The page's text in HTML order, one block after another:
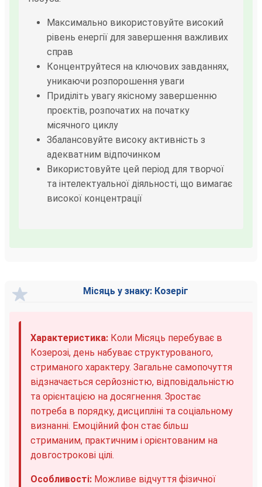
Максимально використовуйте високий
рівень енергії для завершення важливих
справ
Концентруйтеся на ключових завданнях,
уникаючи розпорошення уваги
Приділіть увагу якісному завершенню
проєктів, розпочатих на початку
місячного циклу
Збалансовуйте високу активність з
адекватним відпочинком
Використовуйте цей період для творчої
та інтелектуальної діяльності, що вимагає
високої концентрації
Місяць у знаку: Козеріг
Характеристика: Коли Місяць перебуває в
Козерозі, день набуває структурованого,
стриманого характеру. Загальне самопочуття
відзначається серйозністю, відповідальністю
та орієнтацією на досягнення. Зростає
потреба в порядку, дисципліні та соціальному
визнанні. Емоційний фон стає більш
стриманим, практичним і орієнтованим на
довгострокові цілі.
Особливості: Можливе відчуття фізичної